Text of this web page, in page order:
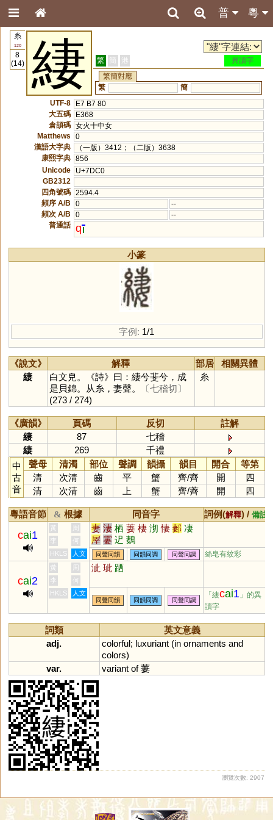
粵
普
糸
120
8
(14)
緀 繁 簡 港
異讀字
繁簡對應
繁
簡
UTF-8
E7 B7 80
大五碼
E368
倉頡碼 女火十中女
Matthews
0
漢語大字典
（一版）3412；（二版）3638
康熙字典 856
Unicode
U+7DC0
GB2312
四角號碼 2594.4
頻序 A/B
0
--
頻次 A/B
0
--
普通話 q
小篆
字例: 1/1
《說文》 解釋 部居
相關異體
緀
白文皃。《詩》曰：緀兮斐兮，成
是貝錦。从糸，妻聲。
〔七稽切〕
(273 / 274)
糸
《廣韻》 頁碼 反切
註解
緀
87
七稽
緀
269
千禮
中
古
音
聲母 清濁 部位 聲調 韻攝 韻目 開合
等第
清
次清 齒 平 蟹 齊/齊 開
四
清
次清 齒 上 蟹 齊/薺 開 四
粵語音節 & 根據 同音字 詞例(解釋) / 備註
cai1
黃 周 妻 淒 栖 萋 棲 沏 悽 郪 凄
屖 霋 迉 鶈
李
何
HKLS
人文 同聲同韻 同韻同調 同聲同調 絲皂有紋彩
cai2
黃 周 泚 玼 跴
李
何
HKLS
人文
同聲同韻 同韻同調 同聲同調
「緀cai1 」的異
讀字
詞類
英文意義
adj.
colorful; luxuriant(in ornaments and
colors)
var.
variant of萋
瀏覽次數: 2907